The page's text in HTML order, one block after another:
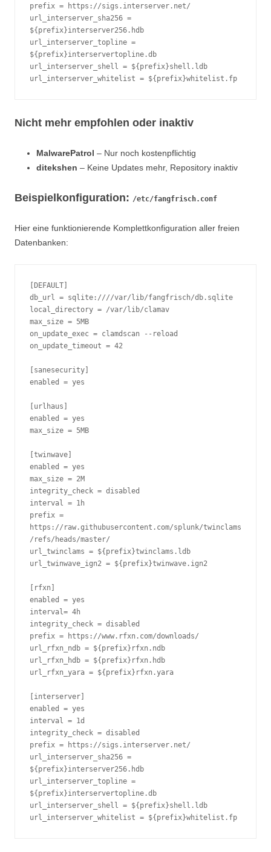
prefix = https://sigs.interserver.net/
url_interserver_sha256 =
${prefix}interserver256.hdb
url_interserver_topline =
${prefix}interservertopline.db
url_interserver_shell = ${prefix}shell.ldb
url_interserver_whitelist = ${prefix}whitelist.fp
Nicht mehr empfohlen oder inaktiv
MalwarePatrol – Nur noch kostenpflichtig
ditekshen – Keine Updates mehr, Repository inaktiv
Beispielkonfiguration: /etc/fangfrisch.conf
Hier eine funktionierende Komplettkonfiguration aller freien
Datenbanken:
[DEFAULT]
db_url = sqlite:////var/lib/fangfrisch/db.sqlite
local_directory = /var/lib/clamav
max_size = 5MB
on_update_exec = clamdscan --reload
on_update_timeout = 42
[sanesecurity]
enabled = yes
[urlhaus]
enabled = yes
max_size = 5MB
[twinwave]
enabled = yes
max_size = 2M
integrity_check = disabled
interval = 1h
prefix =
https://raw.githubusercontent.com/splunk/twinclams
/refs/heads/master/
url_twinclams = ${prefix}twinclams.ldb
url_twinwave_ign2 = ${prefix}twinwave.ign2
[rfxn]
enabled = yes
interval= 4h
integrity_check = disabled
prefix = https://www.rfxn.com/downloads/
url_rfxn_ndb = ${prefix}rfxn.ndb
url_rfxn_hdb = ${prefix}rfxn.hdb
url_rfxn_yara = ${prefix}rfxn.yara
[interserver]
enabled = yes
interval = 1d
integrity_check = disabled
prefix = https://sigs.interserver.net/
url_interserver_sha256 =
${prefix}interserver256.hdb
url_interserver_topline =
${prefix}interservertopline.db
url_interserver_shell = ${prefix}shell.ldb
url_interserver_whitelist = ${prefix}whitelist.fp